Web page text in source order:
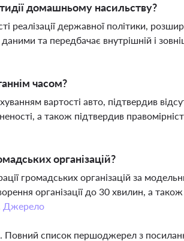
домашньому насильству?
реалізації державної політики,
та передбачає внутрішній і
часом?
вартості авто, підтвердив
а також підтвердив
організацій?
громадських організацій за
організації до 30 хвилин, а
Джерело
Повний список першоджерел з